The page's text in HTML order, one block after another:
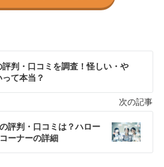
評判・口コミを調査！怪しい・や
て本当？
評判・口コミは？ハロー
ーナーの詳細